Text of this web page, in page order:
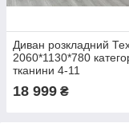
Диван розкладний
2060*1130*780
тканини 4-11
18 999 ₴